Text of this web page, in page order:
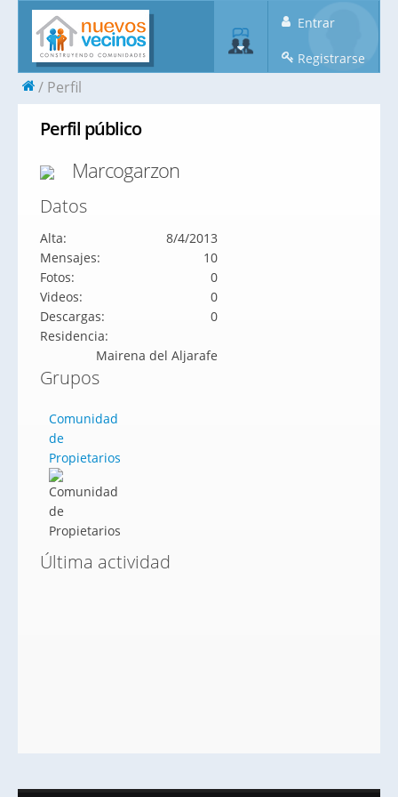
Entrar
Registrarse
Perfil
Perfil público
Marcogarzon
Datos
Alta:
8/4/2013
Mensajes:
10
Fotos:
0
Videos:
0
Descargas:
0
Residencia:
Mairena del Aljarafe
Grupos
Comunidad
de
Propietarios
Última actividad